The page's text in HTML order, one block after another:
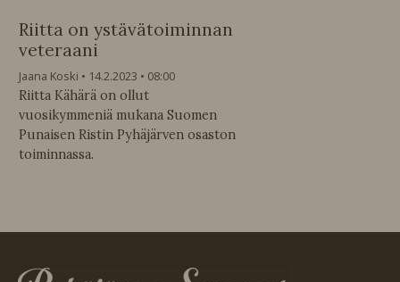
Riitta on ystävätoiminnan
veteraani
Jaana Koski 14.2.2023
08:00
Riitta Kähärä on ollut
vuosikymmeniä mukana Suomen
Punaisen Ristin Pyhäjärven osaston
toiminnassa.